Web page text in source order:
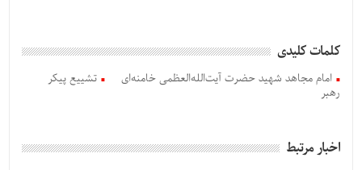
کلمات کلیدی
امام مجاهد شهید حضرت آیت‌الله‌العظمی خامنه‌ای‌
تشییع پیکر
رهبر
اخبار مرتبط